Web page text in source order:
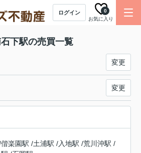
ログイン
お気に入り
0
下駅の売買一覧
変更
変更
偕楽園駅 /土浦駅 /入地駅 /荒川沖駅 /